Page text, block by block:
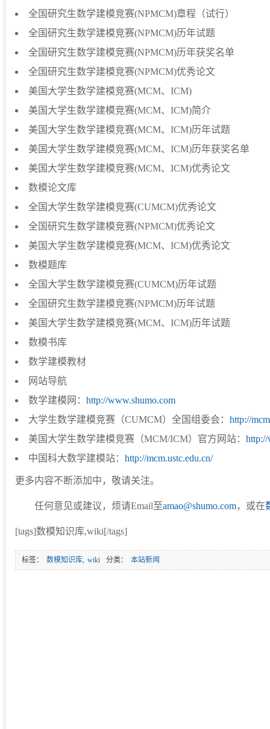
全国研究生数学建模竞赛(NPMCM)章程（试行）
全国研究生数学建模竞赛(NPMCM)历年试题
全国研究生数学建模竞赛(NPMCM)历年获奖名单
全国研究生数学建模竞赛(NPMCM)优秀论文
美国大学生数学建模竞赛(MCM、ICM)
美国大学生数学建模竞赛(MCM、ICM)简介
美国大学生数学建模竞赛(MCM、ICM)历年试题
美国大学生数学建模竞赛(MCM、ICM)历年获奖名单
美国大学生数学建模竞赛(MCM、ICM)优秀论文
数模论文库
全国大学生数学建模竞赛(CUMCM)优秀论文
全国研究生数学建模竞赛(NPMCM)优秀论文
美国大学生数学建模竞赛(MCM、ICM)优秀论文
数模题库
全国大学生数学建模竞赛(CUMCM)历年试题
全国研究生数学建模竞赛(NPMCM)历年试题
美国大学生数学建模竞赛(MCM、ICM)历年试题
数模书库
数学建模教材
网站导航
数学建模网： http://www.shumo.com
大学生数学建模竞赛（CUMCM）全国组委会： http://
美国大学生数学建模竞赛（MCM/ICM）官方网站： http://
中国科大数学建模站： http://mcm.ustc.edu.cn/
更多内容不断添加中，敬请关注。
任何意见或建议，烦请Email至amao@shumo.com，或在
[tags]数模知识库,wiki[/tags]
标签： 数模知识库, wiki 分类： 本站新闻